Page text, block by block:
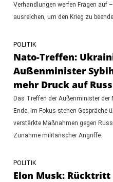
Verhandlungen werfen Fragen auf
ausreichen, um den Krieg zu
POLITIK
Nato-Treffen:
Außenminister
mehr Druck auf
Das Treffen der Außenminister
Ende. Im Fokus stehen Gespräche
verstärkte Maßnahmen gegen
Zunahme militärischer Angriffe.
POLITIK
Elon Musk: Rücktritt